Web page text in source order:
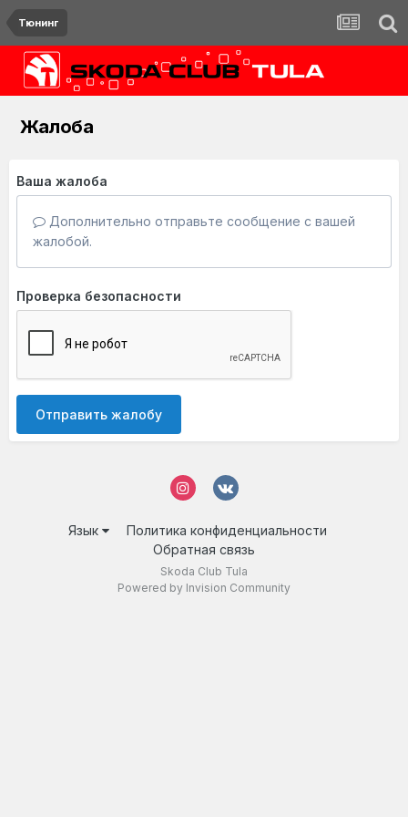
Тюнинг
Жалоба
Ваша жалоба
Дополнительно отправьте сообщение с вашей
жалобой.
Проверка безопасности
Отправить жалобу
Язык
Политика конфиденциальности
Обратная связь
Skoda Club Tula
Powered by Invision Community